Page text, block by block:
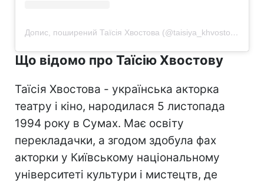
Допис, поширений Таїсія Хвостова (@taisiya_khvostova)
Що відомо про Таїсію Хвостову
Таїсія Хвостова - українська акторка
театру і кіно, народилася 5 листопада
1994 року в Сумах. Має освіту
перекладачки, а згодом здобула фах
акторки у Київському національному
університеті культури і мистецтв, де